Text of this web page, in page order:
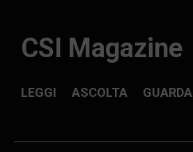
CSI Magazine
ASCOLTA GUARDA
LEGGI